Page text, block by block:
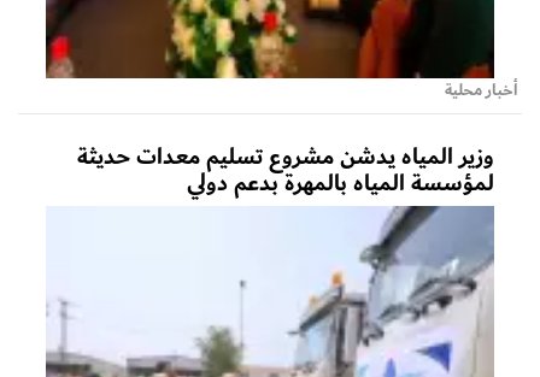
أخبار محلية
وزير المياه يدشن مشروع تسليم معدات حديثة
لمؤسسة المياه بالمهرة بدعم دولي